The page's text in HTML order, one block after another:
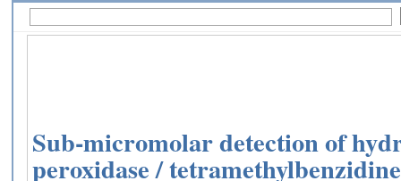
Sub-micromolar detection of
peroxidase /